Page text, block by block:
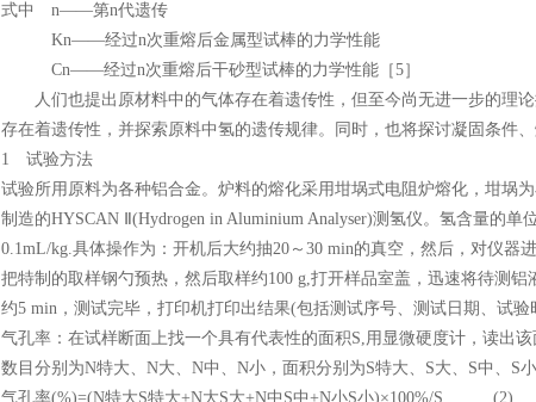
式中 n——第n代遗传
Kn——经过n次重熔后金属型试棒的力学性能
Cn——经过n次重熔后干砂型试棒的力学性能［5］
人们也提出原材料中的气体存在着遗传性，但至今尚无进一步的理
存在着遗传性，并探索原料中氢的遗传规律。同时，也将探讨凝固条件
1 试验方法
试验所用原料为各种铝合金。炉料的熔化采用坩埚式电阻炉熔化，坩埚
制造的HYSCAN Ⅱ(Hydrogen in Aluminium Analyser)测氢仪。氢含量的单
0.1mL/kg.具体操作为：开机后大约抽20～30 min的真空，然后，对仪器
把特制的取样钢勺预热，然后取样约100 g,打开样品室盖，迅速将待测
约5 min，测试完毕，打印机打印出结果(包括测试序号、测试日期、试验
气孔率：在试样断面上找一个具有代表性的面积S,用显微硬度计，读出
数目分别为N特大、N大、N中、N小，面积分别为S特大、S大、S中、S小
气孔率(%)=(N特大S特大+N大S大+N中S中+N小S小)×100%/S (2)